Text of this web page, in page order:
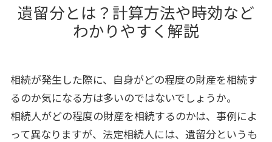
遺留分とは？計算方法や時効など
わかりやすく解説
相続が発生した際に、自身がどの程度の財産を相続す
るのか気になる方は多いのではないでしょうか。
相続人がどの程度の財産を相続するのかは、事例によ
って異なりますが、法定相続人には、遺留分というも